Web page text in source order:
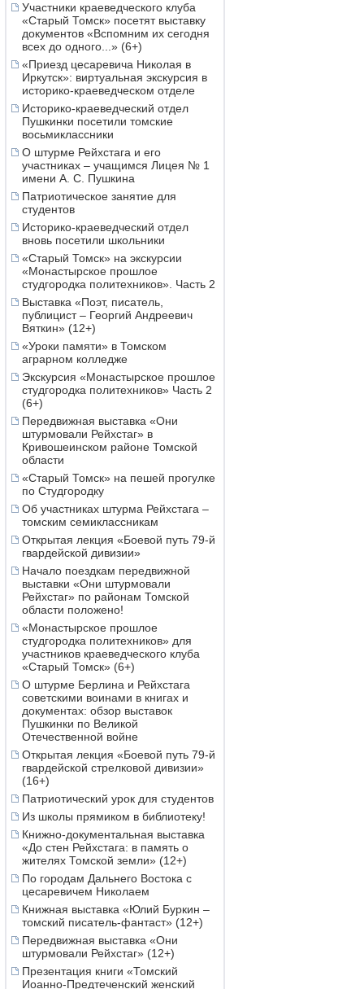
Участники краеведческого клуба
«Старый Томск» посетят выставку
документов «Вспомним их сегодня
всех до одного...» (6+)
«Приезд цесаревича Николая в
Иркутск»: виртуальная экскурсия в
историко-краеведческом отделе
Историко-краеведческий отдел
Пушкинки посетили томские
восьмиклассники
О штурме Рейхстага и его
участниках – учащимся Лицея № 1
имени А. С. Пушкина
Патриотическое занятие для
студентов
Историко-краеведческий отдел
вновь посетили школьники
«Старый Томск» на экскурсии
«Монастырское прошлое
студгородка политехников». Часть 2
Выставка «Поэт, писатель,
публицист – Георгий Андреевич
Вяткин» (12+)
«Уроки памяти» в Томском
аграрном колледже
Экскурсия «Монастырское прошлое
студгородка политехников» Часть 2
(6+)
Передвижная выставка «Они
штурмовали Рейхстаг» в
Кривошеинском районе Томской
области
«Старый Томск» на пешей прогулке
по Студгородку
Об участниках штурма Рейхстага –
томским семиклассникам
Открытая лекция «Боевой путь 79-й
гвардейской дивизии»
Начало поездкам передвижной
выставки «Они штурмовали
Рейхстаг» по районам Томской
области положено!
«Монастырское прошлое
студгородка политехников» для
участников краеведческого клуба
«Старый Томск» (6+)
О штурме Берлина и Рейхстага
советскими воинами в книгах и
документах: обзор выставок
Пушкинки по Великой
Отечественной войне
Открытая лекция «Боевой путь 79-й
гвардейской стрелковой дивизии»
(16+)
Патриотический урок для студентов
Из школы прямиком в библиотеку!
Книжно-документальная выставка
«До стен Рейхстага: в память о
жителях Томской земли» (12+)
По городам Дальнего Востока с
цесаревичем Николаем
Книжная выставка «Юлий Буркин –
томский писатель-фантаст» (12+)
Передвижная выставка «Они
штурмовали Рейхстаг» (12+)
Презентация книги «Томский
Иоанно-Предтеченский женский